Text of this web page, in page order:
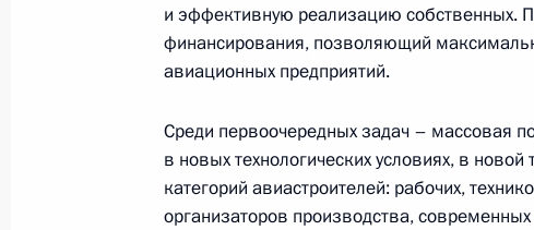
18 декабря 2006 года, понедельник
Начало рабочей встречи с
18 декабря 2006 года, 19:09 Москва, Кремль
и эффективную реализацию собственных.
финансирования, позволяющий
авиационных предприятий.
Среди первоочередных задач – массовая
в новых технологических условиях, в новой
категорий авиастроителей: рабочих,
организаторов производства,